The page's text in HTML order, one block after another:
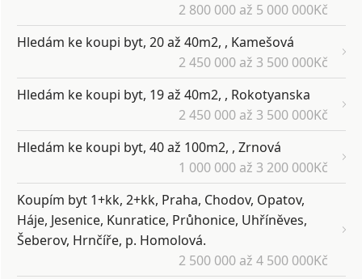
2 800 000 až 5 000 000Kč
Hledám ke koupi byt, 20 až 40m2, , Kamešová
2 450 000 až 3 500 000Kč
Hledám ke koupi byt, 19 až 40m2, , Rokotyanska
2 450 000 až 3 500 000Kč
Hledám ke koupi byt, 40 až 100m2, , Zrnová
1 000 000 až 3 200 000Kč
Koupím byt 1+kk, 2+kk, Praha, Chodov, Opatov,
Háje, Jesenice, Kunratice, Průhonice, Uhříněves,
Šeberov, Hrnčíře, p. Homolová.
2 500 000 až 4 500 000Kč